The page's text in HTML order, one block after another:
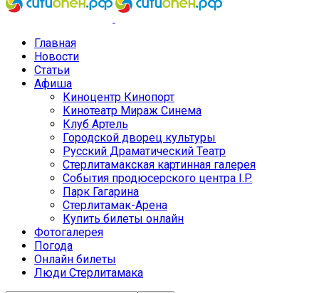
Главная
Новости
Статьи
Афиша
Киноцентр Кинопорт
Кинотеатр Мираж Синема
Клуб Артель
Городской дворец культуры
Русский Драматический Театр
Стерлитамакская картинная галерея
События продюсерского центра I.P.
Парк Гагарина
Стерлитамак-Арена
Купить билеты онлайн
Фотогалерея
Погода
Онлайн билеты
Люди Стерлитамака